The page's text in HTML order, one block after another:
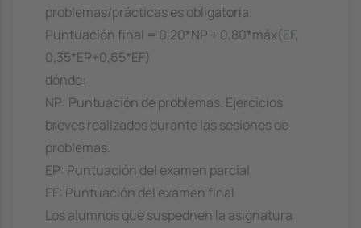
problemas/prácticas es obligatoria.
Puntuación final = 0,20*NP + 0,80*máx(EF,
0,35*EP+0,65*EF)
dónde:
NP: Puntuación de problemas. Ejercicios
breves realizados durante las sesiones de
problemas.
EP: Puntuación del examen parcial
EF: Puntuación del examen final
Los alumnos que suspednen la asignatura